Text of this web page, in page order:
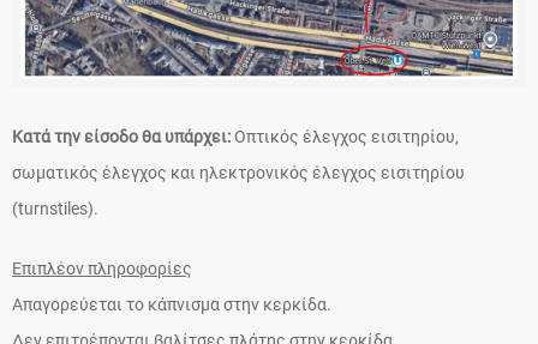
Κατά την είσοδο θα υπάρχει:Οπτικός έλεγχος εισιτηρίου,
σωματικός έλεγχος και ηλεκτρονικός έλεγχος εισιτηρίου
(turnstiles).
Επιπλέον πληροφορίες
Απαγορεύεται το κάπνισμα στην κερκίδα.